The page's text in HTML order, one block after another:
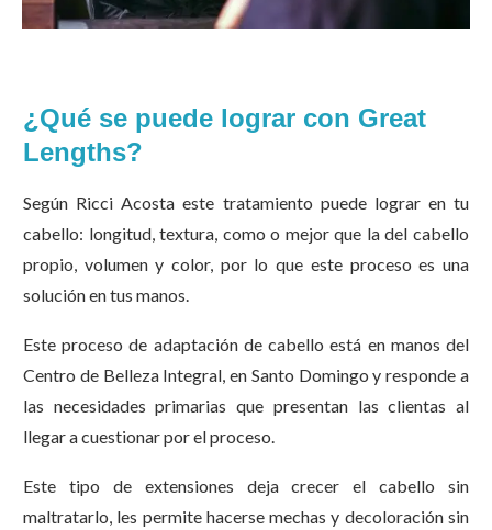
¿Qué se puede lograr con Great
Lengths?
Según Ricci Acosta este tratamiento puede lograr en tu
cabello: longitud, textura, como o mejor que la del cabello
propio, volumen y color, por lo que este proceso es una
solución en tus manos.
Este proceso de adaptación de cabello está en manos del
Centro de Belleza Integral, en Santo Domingo y responde a
las necesidades primarias que presentan las clientas al
llegar a cuestionar por el proceso.
Este tipo de extensiones deja crecer el cabello sin
maltratarlo, les permite hacerse mechas y decoloración sin